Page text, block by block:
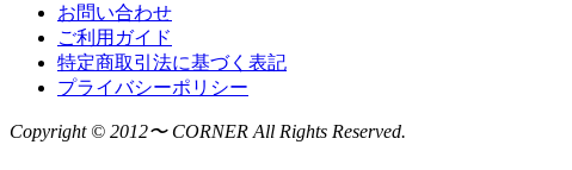
お問い合わせ
ご利用ガイド
特定商取引法に基づく表記
プライバシーポリシー
Copyright © 2012〜 CORNER All Rights Reserved.